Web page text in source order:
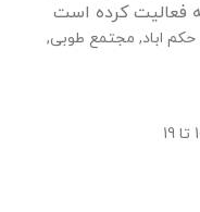
فعالیت کرده است
حکم اباد, مجتمع طوبی,